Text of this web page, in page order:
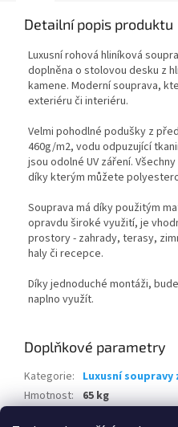
Detailní popis produktu
Luxusní rohová hliníková
doplněna o stolovou desku z
kamene. Moderní souprava,
exteriéru či interiéru.
Velmi pohodlné podušky z
460g/m2, vodu odpuzující
jsou odolné UV záření.
díky kterým můžete
Souprava má díky použitým
opravdu široké využití, je
prostory - zahrady, terasy,
haly či recepce.
Díky jednoduché montáži,
naplno využít.
Doplňkové parametry
Kategorie: Luxusní
Hmotnost: 65 kg